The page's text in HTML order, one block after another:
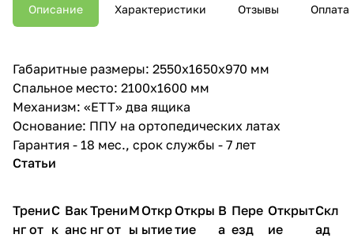
Описание Характеристики Отзывы Оплата
Габаритные размеры: 2550х1650х970 мм
Спальное место: 2100х1600 мм
Механизм: «ЕТТ» два ящика
Основание: ППУ на ортопедических латах
Гарантия - 18 мес., срок службы - 7 лет
Статьи
Трени
нг от
С
к
Вак
анс
Трени
нг от
М
ы
Откр
ытие
Откры
тие
В
а
Пере
езд
Открыт
ие
Скл
ад